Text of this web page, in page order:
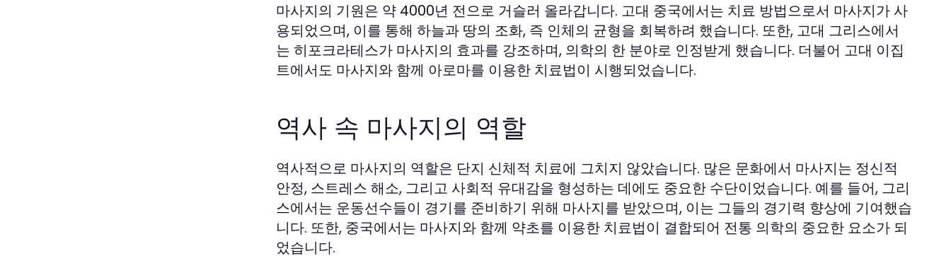
마사지의 기원은 약 4000년 전으로 거슬러 올라갑니다. 고대 중국에서는 치료 방법으로서 마사지가 사
용되었으며, 이를 통해 하늘과 땅의 조화, 즉 인체의 균형을 회복하려 했습니다. 또한, 고대 그리스에서
는 히포크라테스가 마사지의 효과를 강조하며, 의학의 한 분야로 인정받게 했습니다. 더불어 고대 이집
트에서도 마사지와 함께 아로마를 이용한 치료법이 시행되었습니다.
역사 속 마사지의 역할
역사적으로 마사지의 역할은 단지 신체적 치료에 그치지 않았습니다. 많은 문화에서 마사지는 정신적
안정, 스트레스 해소, 그리고 사회적 유대감을 형성하는 데에도 중요한 수단이었습니다. 예를 들어, 그리
스에서는 운동선수들이 경기를 준비하기 위해 마사지를 받았으며, 이는 그들의 경기력 향상에 기여했습
니다. 또한, 중국에서는 마사지와 함께 약초를 이용한 치료법이 결합되어 전통 의학의 중요한 요소가 되
었습니다.